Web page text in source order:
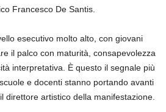
Francesco De Santis.
esecutivo molto alto, con giovani
il palco con maturità, consapevolezza
interpretativa. È questo il segnale più
e docenti stanno portando avanti
direttore artistico della manifestazione.